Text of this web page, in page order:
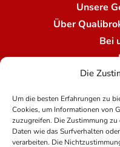
Die
Um die besten Erfahrungen zu
Cookies, um Informationen von
zuzugreifen. Die Zustimmung
Daten wie das Surfverhalten
verarbeiten. Die
Unsere
Über
Bei
Unsere